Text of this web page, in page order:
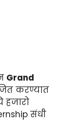
Grand
करण्यात
संधी